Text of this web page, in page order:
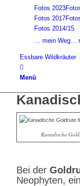
Fotos 2023
Fotos 2017
Fotos 2014/15
… mein Weg…
Essbare Wildkräuter
Menü
Kanadische
Bei der
Neophyten,